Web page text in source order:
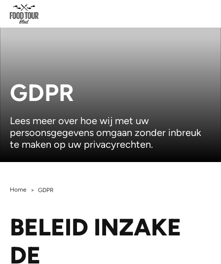
GDPR
Lees meer over hoe wij met uw
persoonsgegevens omgaan zonder inbreuk
te maken op uw privacyrechten.
Home > GDPR
BELEID INZAKE
DE